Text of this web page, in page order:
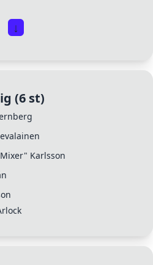
↓
(6 st)
Karlsson